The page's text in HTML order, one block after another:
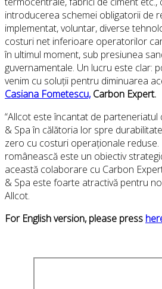
introducerea schemei obligatorii de
implementat, voluntar, diverse
costuri net inferioare operatorilor
în ultimul moment, sub presiunea
guvernamentale. Un lucru este clar:
venim cu soluții pentru diminuarea
Casiana Fometescu, Carbon Expert.
“Allcot este încantat de parteneriatul
& Spa în călătoria lor spre
zero cu costuri operaționale
românească este un obiectiv
această colaborare cu Carbon
& Spa este foarte atractivă pentru
Allcot.
For English version, please press